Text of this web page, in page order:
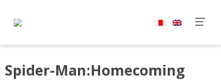
Spider-Man:Homecoming